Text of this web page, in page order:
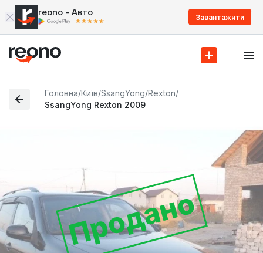
reono - Авто Завантажити
Головна/Київ/SsangYong/Rexton/
SsangYong Rexton 2009
Продано